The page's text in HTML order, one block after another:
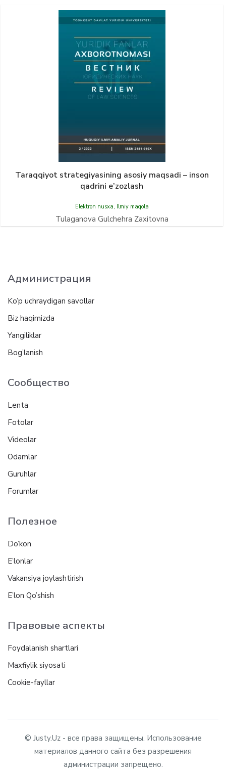
Taraqqiyot strategiyasining asosiy maqsadi – inson
qadrini e’zozlash
Elektron nusxa, Ilmiy maqola
Tulaganova Gulchehra Zaxitovna
Администрация
Ko’p uchraydigan savollar
Biz haqimizda
Yangiliklar
Bog’lanish
Сообщество
Lenta
Fotolar
Videolar
Odamlar
Guruhlar
Forumlar
Полезное
Do’kon
E’lonlar
Vakansiya joylashtirish
E’lon Qo’shish
Правовые аспекты
Foydalanish shartlari
Maxfiylik siyosati
Cookie-fayllar
© Justy.Uz - все права защищены. Использование
материалов данного сайта без разрешения
администрации запрещено.